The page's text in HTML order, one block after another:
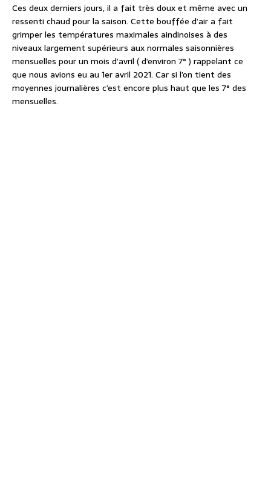
Ces deux derniers jours, il a fait très doux et même avec un
ressenti chaud pour la saison. Cette bouffée d’air a fait
grimper les températures maximales aindinoises à des
niveaux largement supérieurs aux normales saisonnières
mensuelles pour un mois d’avril ( d’environ 7° ) rappelant ce
que nous avions eu au 1er avril 2021. Car si l’on tient des
moyennes journalières c’est encore plus haut que les 7° des
mensuelles.